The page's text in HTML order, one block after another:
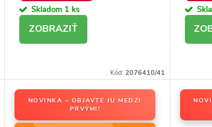
Skladom 1 ks
Kód: 2076410/41
NOVINKA – OBJAVTE JU MEDZI
PRVÝMI!